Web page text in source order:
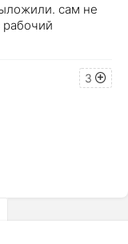
сам не
рабочий
3